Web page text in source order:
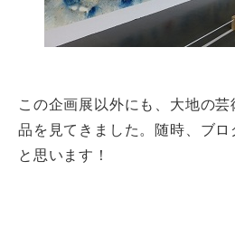
この企画展以外にも、大地の
品を見てきました。随時、ブ
と思います！